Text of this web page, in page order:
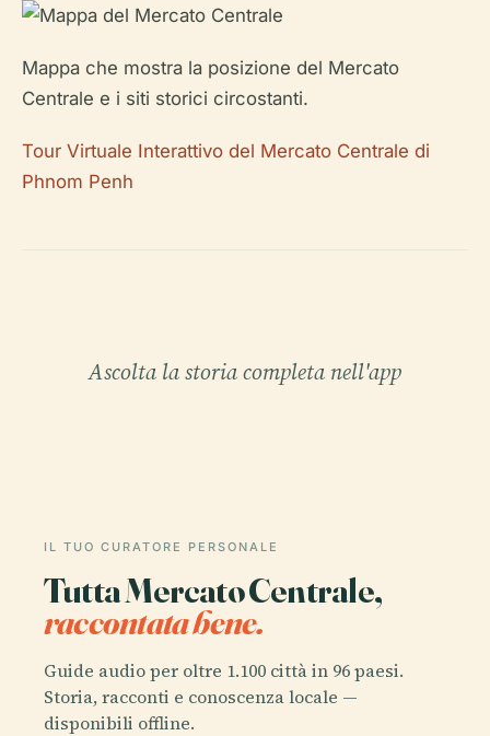
Mappa che mostra la posizione del Mercato
Centrale e i siti storici circostanti.
Tour Virtuale Interattivo del Mercato Centrale di
Phnom Penh
Ascolta la storia completa nell'app
IL TUO CURATORE PERSONALE
Tutta Mercato Centrale,
raccontata bene.
Guide audio per oltre 1.100 città in 96 paesi.
Storia, racconti e conoscenza locale —
disponibili offline.